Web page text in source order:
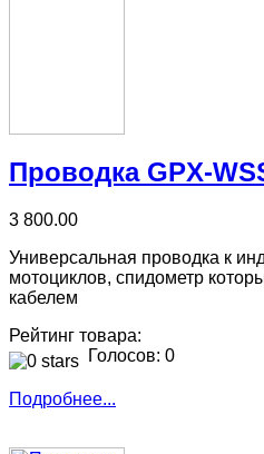
Проводка GPX-
3 800.00
Универсальная проводка к
мотоциклов, спидометр
кабелем
Рейтинг товара:
Голосов: 0
Подробнее...